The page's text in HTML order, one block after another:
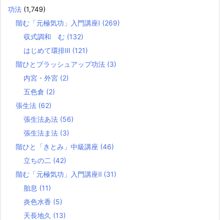
功法 (1,749)
階む「元極気功」入門講座Ⅰ (269)
収式調和 む (132)
はじめて環排Ⅲ (121)
階ひとブラッシュアップ功法 (3)
内宮・外宮 (2)
五色倉 (2)
張生法 (62)
張生法あ法 (56)
張生法ま法 (3)
階ひと「きとみ」中級講座 (46)
立ちの二 (42)
階む「元極気功」入門講座Ⅱ (31)
胎息 (11)
炎色水香 (5)
天長地久 (13)